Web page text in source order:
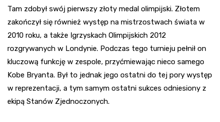
Tam zdobył swój pierwszy złoty medal olimpijski. Złotem
zakończył się również występ na mistrzostwach świata w
2010 roku, a także Igrzyskach Olimpijskich 2012
rozgrywanych w Londynie. Podczas tego turnieju pełnił on
kluczową funkcję w zespole, przyćmiewając nieco samego
Kobe Bryanta. Był to jednak jego ostatni do tej pory występ
w reprezentacji, a tym samym ostatni sukces odniesiony z
ekipą Stanów Zjednoczonych.